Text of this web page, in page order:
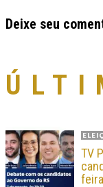
Deixe seu
TV
feira